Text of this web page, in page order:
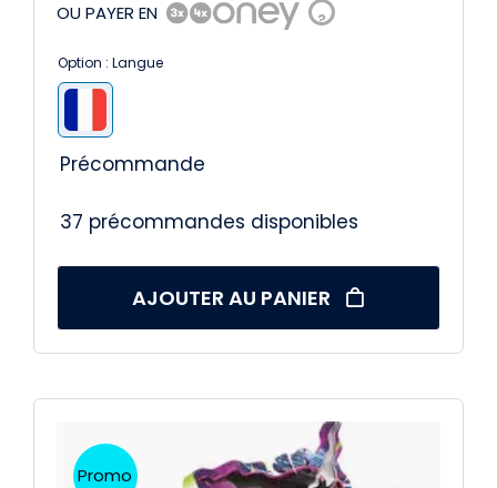
OU PAYER EN ?
Option : Langue
Précommande
37 précommandes disponibles
AJOUTER AU PANIER
Promo